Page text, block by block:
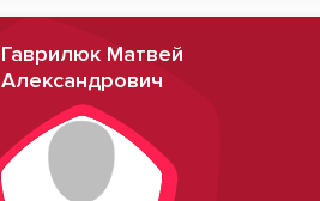
Гаврилюк Матвей
Александрович